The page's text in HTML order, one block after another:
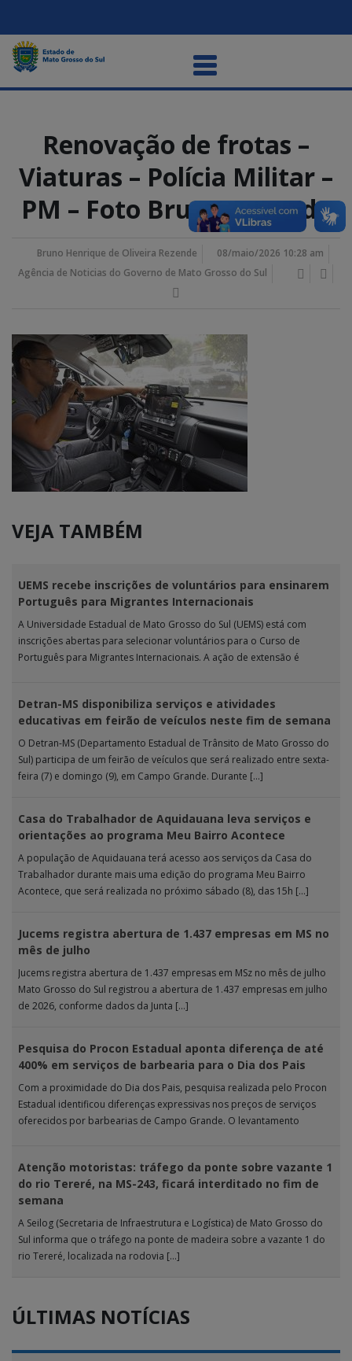
Renovação de frotas –
Viaturas – Polícia Militar –
PM – Foto Bruno Rezende
Bruno Henrique de Oliveira Rezende
08/maio/2026 10:28 am
Agência de Noticias do Governo de Mato Grosso do Sul
VEJA TAMBÉM
UEMS recebe inscrições de voluntários para ensinarem
Português para Migrantes Internacionais
A Universidade Estadual de Mato Grosso do Sul (UEMS) está com
inscrições abertas para selecionar voluntários para o Curso de
Português para Migrantes Internacionais. A ação de extensão é
Detran-MS disponibiliza serviços e atividades
educativas em feirão de veículos neste fim de semana
O Detran-MS (Departamento Estadual de Trânsito de Mato Grosso do
Sul) participa de um feirão de veículos que será realizado entre sexta-
feira (7) e domingo (9), em Campo Grande. Durante […]
Casa do Trabalhador de Aquidauana leva serviços e
orientações ao programa Meu Bairro Acontece
A população de Aquidauana terá acesso aos serviços da Casa do
Trabalhador durante mais uma edição do programa Meu Bairro
Acontece, que será realizada no próximo sábado (8), das 15h […]
Jucems registra abertura de 1.437 empresas em MS no
mês de julho
Jucems registra abertura de 1.437 empresas em MSz no mês de julho
Mato Grosso do Sul registrou a abertura de 1.437 empresas em julho
de 2026, conforme dados da Junta […]
Pesquisa do Procon Estadual aponta diferença de até
400% em serviços de barbearia para o Dia dos Pais
Com a proximidade do Dia dos Pais, pesquisa realizada pelo Procon
Estadual identificou diferenças expressivas nos preços de serviços
oferecidos por barbearias de Campo Grande. O levantamento
Atenção motoristas: tráfego da ponte sobre vazante 1
do rio Tereré, na MS-243, ficará interditado no fim de
semana
A Seilog (Secretaria de Infraestrutura e Logística) de Mato Grosso do
Sul informa que o tráfego na ponte de madeira sobre a vazante 1 do
rio Tereré, localizada na rodovia […]
ÚLTIMAS NOTÍCIAS